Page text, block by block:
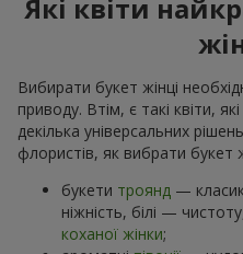
Які квіти
Вибирати букет жінці
приводу. Втім, є такі квіти,
декілька універсальних
флористів, як вибрати букет
букети троянд —
ніжність, білі —
коханої жінки;